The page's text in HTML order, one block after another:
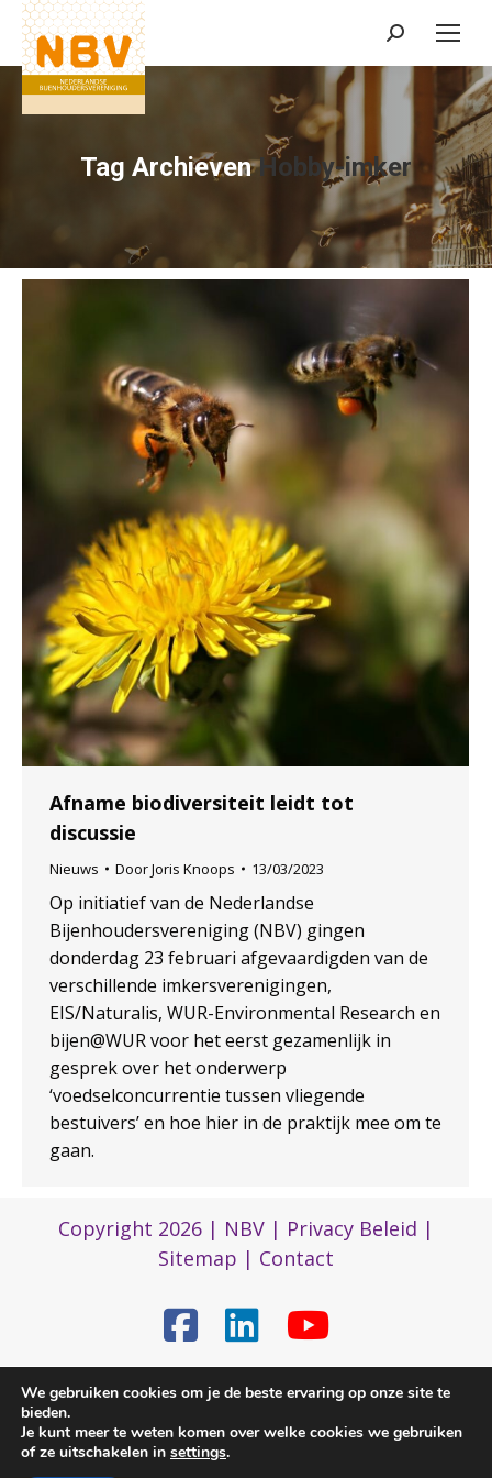
Zoeken:
Tag ArchievenHobby-imker
Afname biodiversiteit leidt tot
discussie
Nieuws DoorJoris Knoops 13/03/2023
Op initiatief van de Nederlandse
Bijenhoudersvereniging (NBV) gingen
donderdag 23 februari afgevaardigden van de
verschillende imkersverenigingen,
EIS/Naturalis, WUR-Environmental Research en
bijen@WUR voor het eerst gezamenlijk in
gesprek over het onderwerp
‘voedselconcurrentie tussen vliegende
bestuivers’ en hoe hier in de praktijk mee om te
gaan.
Copyright 2026 | NBV | Privacy Beleid |
Sitemap | Contact
(0)317 422 422
We gebruiken cookies om je de beste ervaring op onze site te
bieden.
Je kunt meer te weten komen over welke cookies we gebruiken
of ze uitschakelen in settings.